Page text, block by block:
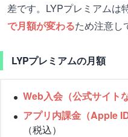
差です。LYPプレミアムは特
で月額が変わるため注意し
LYPプレミアムの月額
Web入会（公式サイト
アプリ内課金（Apple
（税込）